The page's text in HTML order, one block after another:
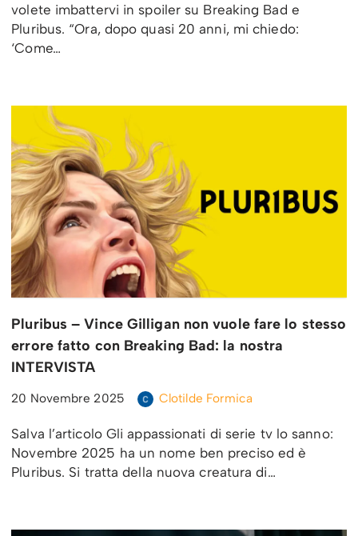
volete imbattervi in spoiler su Breaking Bad e
Pluribus. “Ora, dopo quasi 20 anni, mi chiedo:
‘Come…
Pluribus – Vince Gilligan non vuole fare lo stesso
errore fatto con Breaking Bad: la nostra
INTERVISTA
20 Novembre 2025 Clotilde Formica
Salva l’articolo Gli appassionati di serie tv lo sanno:
Novembre 2025 ha un nome ben preciso ed è
Pluribus. Si tratta della nuova creatura di…